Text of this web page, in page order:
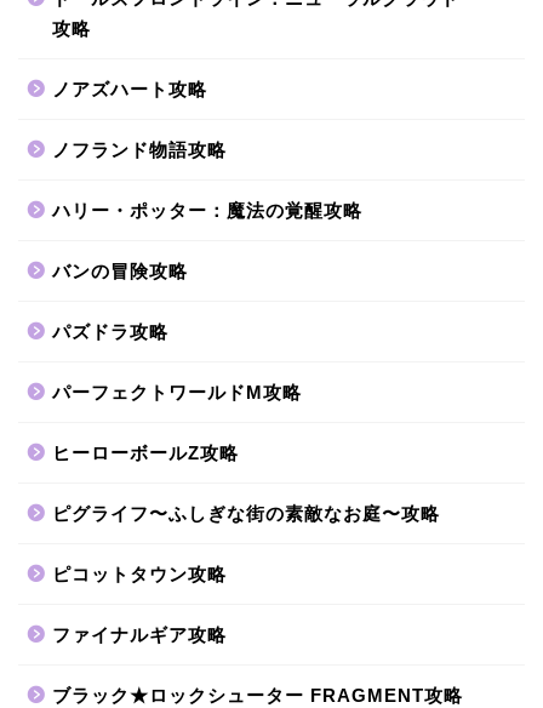
攻略
ノアズハート攻略
ノフランド物語攻略
ハリー・ポッター：魔法の覚醒攻略
バンの冒険攻略
パズドラ攻略
パーフェクトワールドM攻略
ヒーローボールZ攻略
ピグライフ〜ふしぎな街の素敵なお庭〜攻略
ピコットタウン攻略
ファイナルギア攻略
ブラック★ロックシューター FRAGMENT攻略